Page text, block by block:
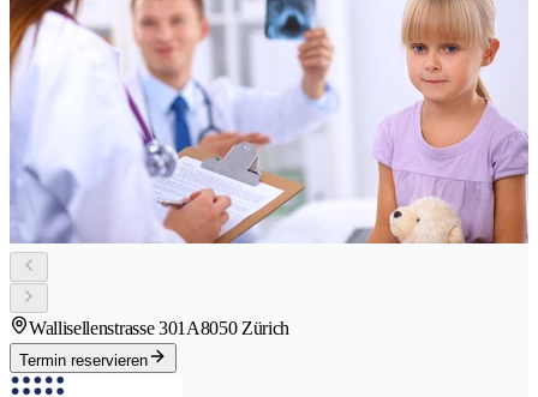
Wallisellenstrasse 301A8050 Zürich
Termin reservieren